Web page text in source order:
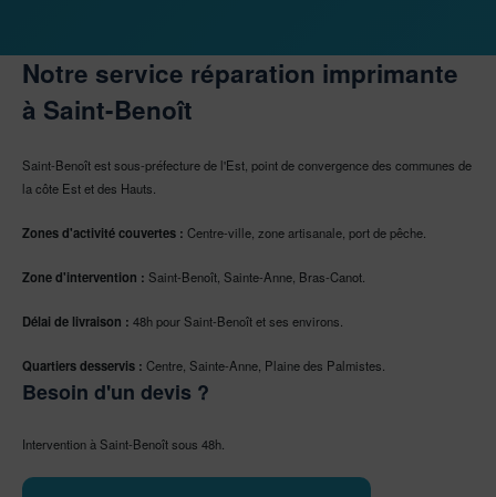
Notre service réparation imprimante
à Saint-Benoît
Saint-Benoît est sous-préfecture de l'Est, point de convergence des communes de
la côte Est et des Hauts.
Zones d'activité couvertes : Centre-ville, zone artisanale, port de pêche.
Zone d'intervention : Saint-Benoît, Sainte-Anne, Bras-Canot.
Délai de livraison : 48h pour Saint-Benoît et ses environs.
Quartiers desservis : Centre, Sainte-Anne, Plaine des Palmistes.
Besoin d'un devis ?
Intervention à Saint-Benoît sous 48h.